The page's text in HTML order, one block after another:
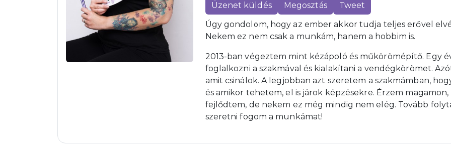
Üzenet küldés Megosztás
Tweet
Úgy gondolom, hogy az ember akkor tudja teljes erővel
Nekem ez nem csak a munkám, hanem a hobbim is.
2013-ban végeztem mint kézápoló és műkörömépítő. Egy
foglalkozni a szakmával és kialakítani a vendégkörömet.
amit csinálok. A legjobban azt szeretem a szakmámban,
és amikor tehetem, el is járok képzésekre. Érzem
fejlődtem, de nekem ez még mindig nem elég. Tovább
szeretni fogom a munkámat!